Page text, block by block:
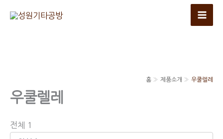
홈 제품소개 우쿨렐레
우쿨렐레
전체 1